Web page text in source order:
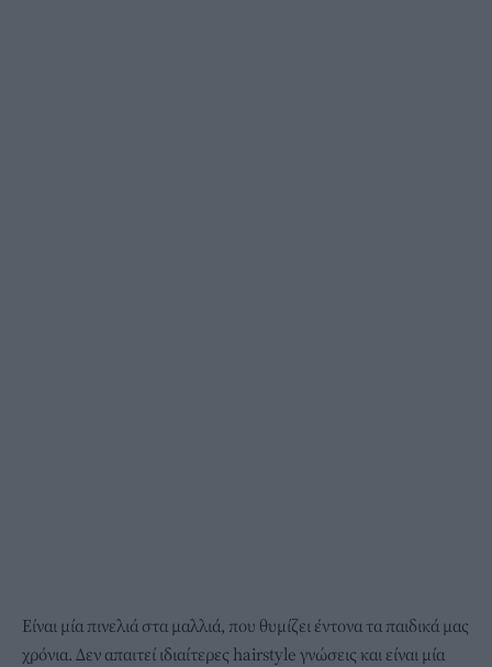
Είναι μία πινελιά στα μαλλιά, που θυμίζει έντονα τα παιδικά μας
χρόνια. Δεν απαιτεί ιδιαίτερες hairstyle γνώσεις και είναι μία